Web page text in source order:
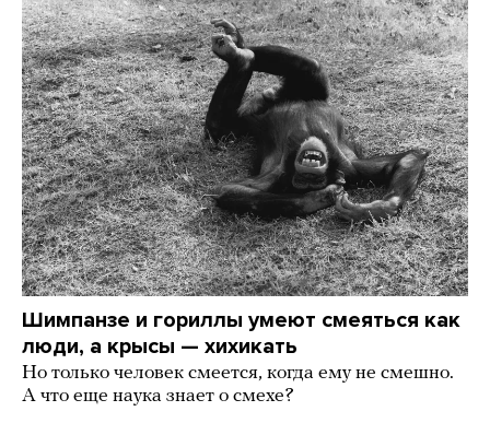
Шимпанзе и гориллы умеют смеяться как
люди, а крысы — хихикать
Но только человек смеется, когда ему не смешно.
А что еще наука знает о смехе?